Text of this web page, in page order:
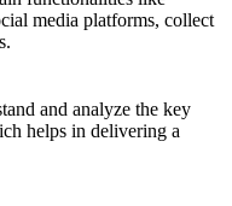
media platforms, collect
and analyze the key
helps in delivering a